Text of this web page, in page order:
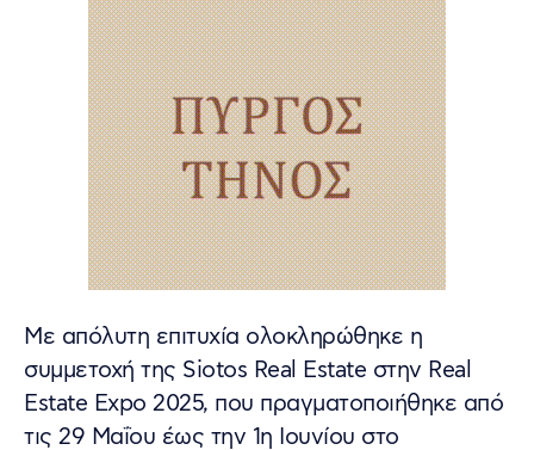
Με απόλυτη επιτυχία ολοκληρώθηκε η
συμμετοχή της Siotos Real Estate στην Real
Estate Expo 2025, που πραγματοποιήθηκε από
τις 29 Μαΐου έως την 1η Ιουνίου στο